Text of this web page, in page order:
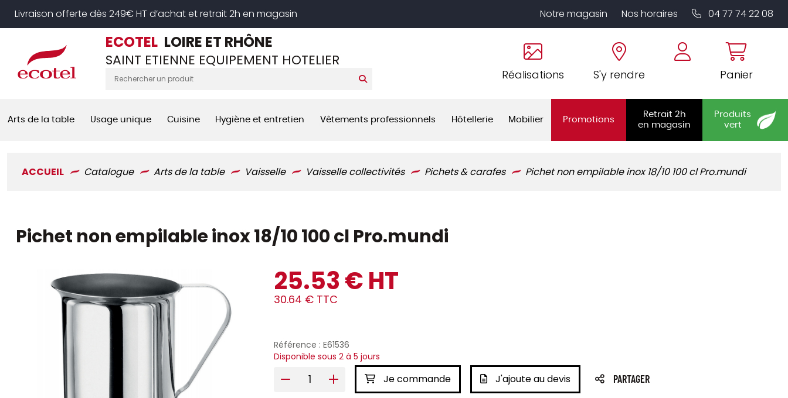
Livraison offerte dès 249€ HT d’achat et retrait 2h en magasin Notre magasin Nos horaires 04 77 74 22 08
ECOTEL LOIRE ET RHÔNE
SAINT ETIENNE EQUIPEMENT HOTELIER
Réalisations S'y rendre Panier
Arts de la table Usage unique Cuisine Hygiène et entretien Vêtements professionnels Hôtellerie Mobilier Promotions
Retrait 2h
en magasin
Produits
vert
ACCUEIL Catalogue Arts de la table Vaisselle Vaisselle collectivités Pichets & carafes Pichet non empilable inox 18/10 100 cl Pro.mundi
Pichet non empilable inox 18/10 100 cl Pro.mundi
25.53 € HT
30.64 € TTC
Référence : E61536
Disponible sous 2 à 5 jours
Je commande J'ajoute au devis PARTAGER
Panneau de gestion des cookies